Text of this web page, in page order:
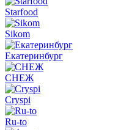
Starfood
Sikom
Екатеринбург
СНЕЖ
Cryspi
Ru-to